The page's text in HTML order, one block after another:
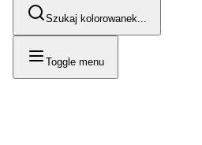
Szukaj kolorowanek...
Toggle menu